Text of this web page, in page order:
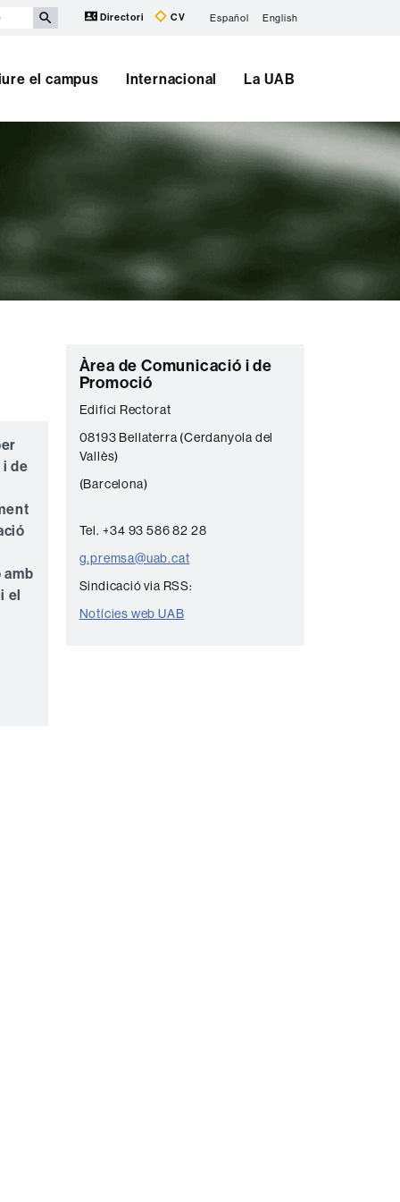
Directori CV Español English
el campus Internacional La UAB
de
amb
el
C
o
n
t
a
c
t
e
Àrea de Comunicació i de
Promoció
Edifici Rectorat
08193 Bellaterra (Cerdanyola del
Vallès)
(Barcelona)
Tel. +34 93 586 82 28
g.premsa@uab.cat
Sindicació via RSS:
Notícies web UAB